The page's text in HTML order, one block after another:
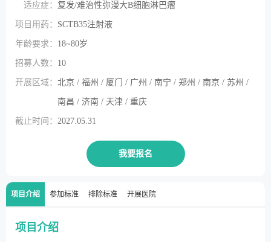
适应症： 复发/难治性弥漫大B细胞淋巴瘤
项目用药： SCTB35注射液
年龄要求： 18~80岁
招募人数： 10
开展区域： 北京 / 福州 / 厦门 / 广州 / 南宁 / 郑州 / 南京 / 苏州 /
南昌 / 济南 / 天津 / 重庆
截止时间： 2027.05.31
我要报名
项目介绍 参加标准 排除标准 开展医院
项目介绍